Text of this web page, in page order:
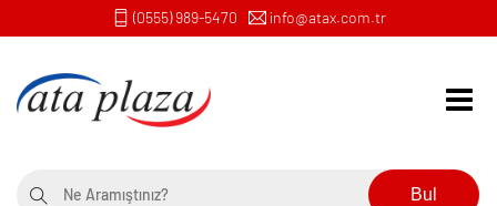
(0555) 989-5470 info@atax.com.tr
Bul